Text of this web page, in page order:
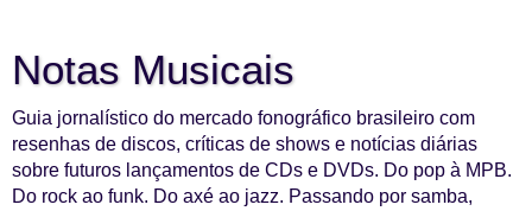
Notas Musicais
Guia jornalístico do mercado fonográfico brasileiro com
resenhas de discos, críticas de shows e notícias diárias
sobre futuros lançamentos de CDs e DVDs. Do pop à MPB.
Do rock ao funk. Do axé ao jazz. Passando por samba,